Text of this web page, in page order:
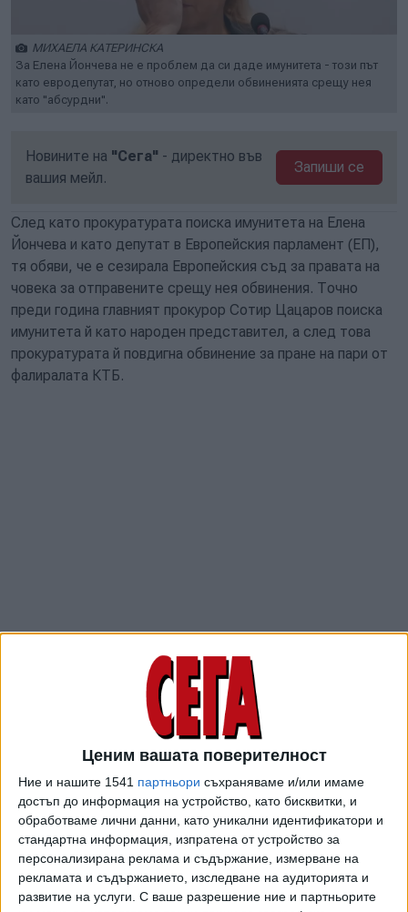
Ценим вашата поверителност
Ние и нашите 1541 партньори съхраняваме и/или имаме
достъп до информация на устройство, като бисквитки, и
обработваме лични данни, като уникални идентификатори и
стандартна информация, изпратена от устройство за
персонализирана реклама и съдържание, измерване на
рекламата и съдържанието, изследване на аудиторията и
развитие на услуги. С ваше разрешение ние и партньорите
МИХАЕЛА КАТЕРИНСКА
За Елена Йончева не е проблем да си даде имунитета - този път
като евродепутат, но отново определи обвиненията срещу нея
като "абсурдни".
Новините на "Сега" - директно във
вашия мейл.
Запиши се
След като прокуратурата поиска имунитета на Елена
Йончева и като депутат в Европейския парламент (ЕП),
тя обяви, че е сезирала Европейския съд за правата на
човека за отправените срещу нея обвинения. Точно
преди година главният прокурор Сотир Цацаров поиска
имунитета й като народен представител, а след това
прокуратурата й повдигна обвинение за пране на пари от
фалиралата КТБ.
прие моята жалба за несъстоятелността на така
отправените обвинения. Жалбата е съпроводена с
необходимите документи. Над 80% от подадените
жалби в Европейския съд се считат за недопустими.
Фактът, че този иск е допуснат, означава, че е напълно
основателен. Нямам съмнения, че Европейският съд ще
внесе пълна яснота по случая", написа Йончева в профила
си във Фейсбук във вторник. Късно в понеделник от
изявление на шефа на ЕП Давид Сасоли се разбра за
внесеното искане на държавното обвинение.
"Това е рутинна процедура. Искам да благодаря на